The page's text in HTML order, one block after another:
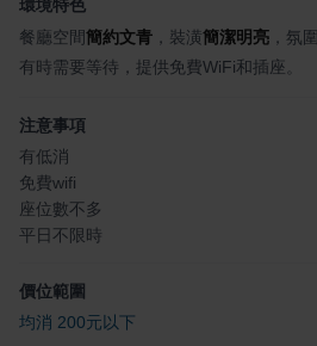
環境特色
餐廳空間簡約文青 ，裝潢簡潔明亮 ，氛圍
有時需要等待，提供免費WiFi和插座。
注意事項
有低消
免費wifi
座位數不多
平日不限時
價位範圍
均消 200元以下